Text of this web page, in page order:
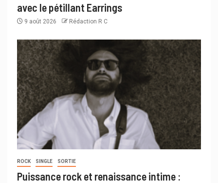
avec le pétillant Earrings
9 août 2026 Rédaction R C
ROCK SINGLE SORTIE
Puissance rock et renaissance intime :